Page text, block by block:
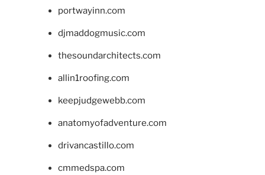
portwayinn.com
djmaddogmusic.com
thesoundarchitects.com
allin1roofing.com
keepjudgewebb.com
anatomyofadventure.com
drivancastillo.com
cmmedspa.com